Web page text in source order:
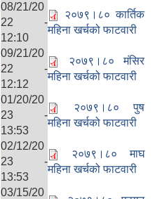
08/21/20
22 -
12:10
२०७९।८० कार्तिक
महिना खर्चको फाटवारी
09/21/20
22 -
12:12
२०७९।८० मंसिर
महिना खर्चको फाटवारी
01/20/20
23 -
13:53
२०७९।८० पुष
महिना खर्चको फाटवारी
02/12/20
23 -
13:53
२०७९।८० माघ
महिना खर्चको फाटवारी
03/15/20